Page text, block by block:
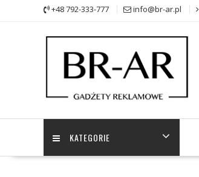
+48 792-333-777 info@br-ar.pl
KATEGORIE